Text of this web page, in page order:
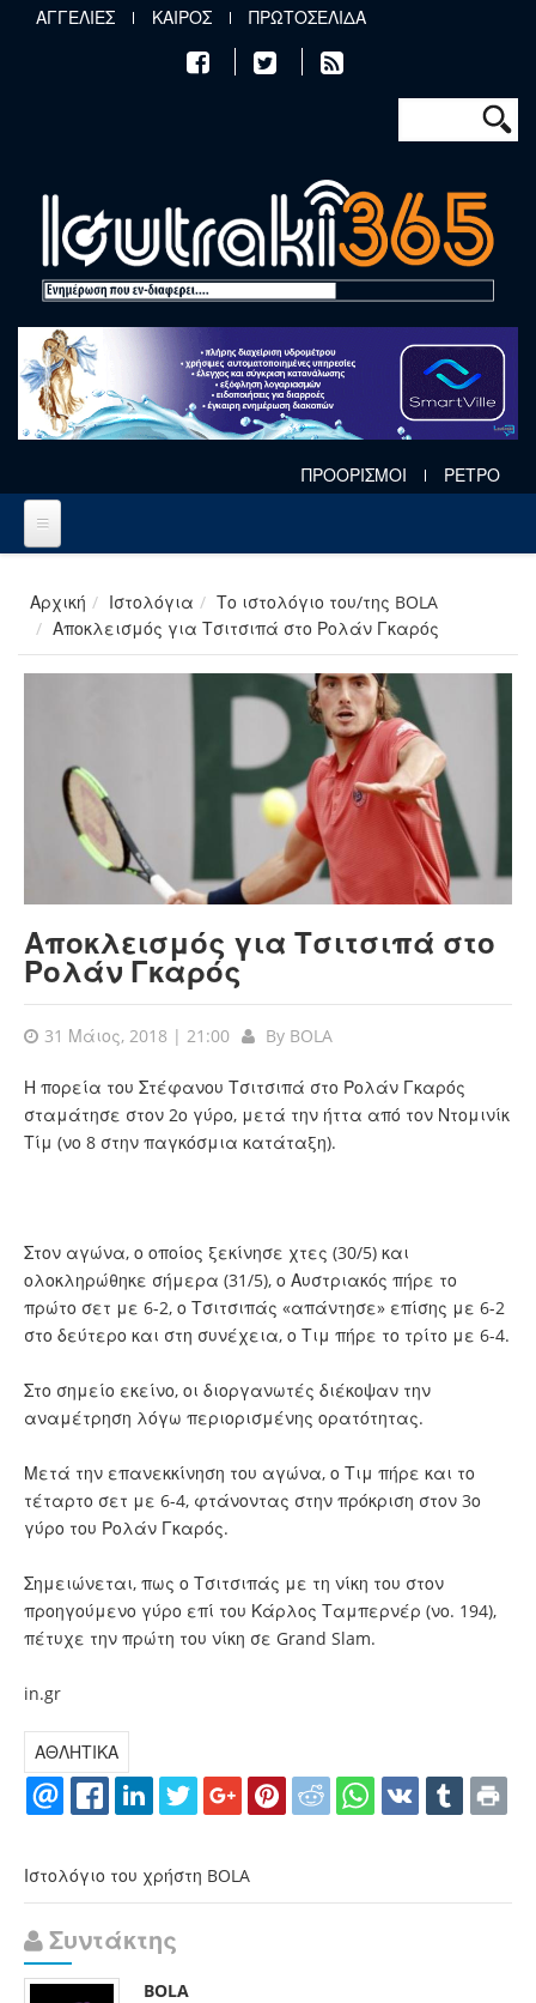
Παράκαμψη προς το κυρίως περιεχόμενο
ΑΓΓΕΛΙΕΣ ΚΑΙΡΟΣ ΠΡΩΤΟΣΕΛΙΔΑ
Φόρμα
Αναζήτηση
ΠΡΟΟΡΙΣΜΟΙ ΡΕΤΡΟ
Αρχική Ιστολόγια
Το ιστολόγιο του/της BOLA
Αποκλεισμός για Τσιτσιπά στο Ρολάν Γκαρός
Αποκλεισμός για Τσιτσιπά στο
Ρολάν Γκαρός
31 Μάιος, 2018 | 21:00 By BOLA
Η πορεία του Στέφανου Τσιτσιπά στο Ρολάν Γκαρός
σταμάτησε στον 2ο γύρο, μετά την ήττα από τον Ντομινίκ
Τίμ (νο 8 στην παγκόσμια κατάταξη).
Στον αγώνα, ο οποίος ξεκίνησε χτες (30/5) και
ολοκληρώθηκε σήμερα (31/5), ο Αυστριακός πήρε το
πρώτο σετ με 6-2, ο Τσιτσιπάς «απάντησε» επίσης με 6-2
στο δεύτερο και στη συνέχεια, ο Τιμ πήρε το τρίτο με 6-4.
Στο σημείο εκείνο, οι διοργανωτές διέκοψαν την
αναμέτρηση λόγω περιορισμένης ορατότητας.
Μετά την επανεκκίνηση του αγώνα, ο Τιμ πήρε και το
τέταρτο σετ με 6-4, φτάνοντας στην πρόκριση στον 3ο
γύρο του Ρολάν Γκαρός.
Σημειώνεται, πως ο Τσιτσιπάς με τη νίκη του στον
προηγούμενο γύρο επί του Κάρλος Ταμπερνέρ (νο. 194),
πέτυχε την πρώτη του νίκη σε Grand Slam.
in.gr
ΑΘΛΗΤΙΚΑ
Ιστολόγιο του χρήστη BOLA
Συντάκτης
BOLA